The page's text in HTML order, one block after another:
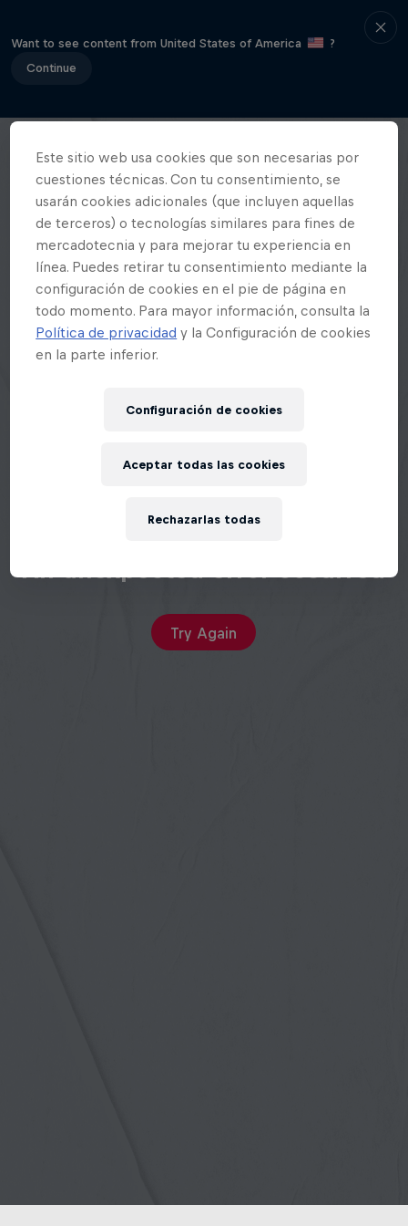
Want to see content from United States of America
?
Continue
Try Again
Este sitio web usa cookies que son necesarias por
cuestiones técnicas. Con tu consentimiento, se
usarán cookies adicionales (que incluyen aquellas
de terceros) o tecnologías similares para fines de
mercadotecnia y para mejorar tu experiencia en
línea. Puedes retirar tu consentimiento mediante la
configuración de cookies en el pie de página en
todo momento. Para mayor información, consulta la
Política de privacidad y la Configuración de cookies
en la parte inferior.
Configuración de cookies
Rechazarlas todas
Aceptar todas las cookies